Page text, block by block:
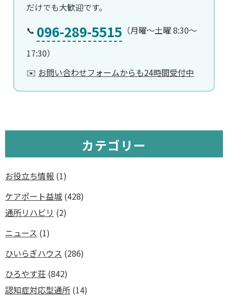
だけでも大歓迎です。
📞 096-289-5515 （月曜〜土曜 8:30〜
17:30）
✉️ お問い合わせフォームからも24時間受付中
カテゴリー
お役立ち情報 (1)
ケアポート益城 (428)
通所リハビリ (2)
ニュース (1)
ひいらぎハウス (286)
ひろやす荘 (842)
認知症対応型通所 (14)